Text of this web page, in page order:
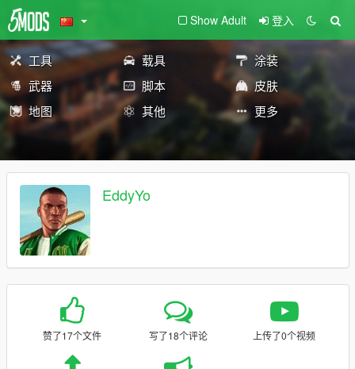
Show Adult 登入
工具 载具
涂装
武器
脚本
皮肤
地图
其他 更多
EddyYo
赞了17个文件 写了18个评论 上传了0个视频